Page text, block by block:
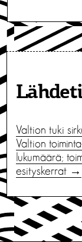
Valtion tuki
Valtion
lukumäärä;
esityskerrat →